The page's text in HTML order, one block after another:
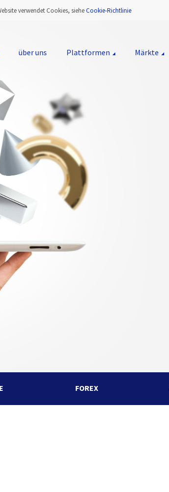
verwendet Cookies, sieheCookie-Richtlinie
über uns Plattformen Märkte
FOREX